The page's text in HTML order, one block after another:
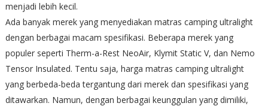
menjadi lebih kecil.
Ada banyak merek yang menyediakan matras camping ultralight
dengan berbagai macam spesifikasi. Beberapa merek yang
populer seperti Therm-a-Rest NeoAir, Klymit Static V, dan Nemo
Tensor Insulated. Tentu saja, harga matras camping ultralight
yang berbeda-beda tergantung dari merek dan spesifikasi yang
ditawarkan. Namun, dengan berbagai keunggulan yang dimiliki,